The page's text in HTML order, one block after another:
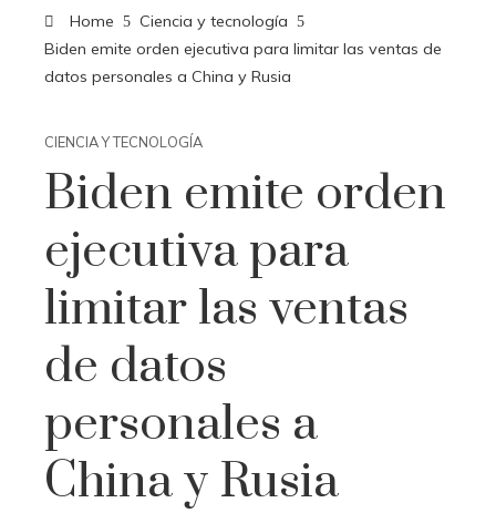
Home
Ciencia y tecnología
Biden emite orden ejecutiva para limitar las ventas de
datos personales a China y Rusia
CIENCIA Y TECNOLOGÍA
Biden emite orden
ejecutiva para
limitar las ventas
de datos
personales a
China y Rusia